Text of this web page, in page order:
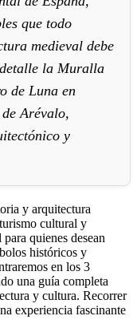
que todo
medieval debe
la Muralla
de Luna en
Arévalo,
y
y arquitectura
cultural y
quienes desean
históricos y
en los 3
una guía completa
y cultura. Recorrer
experiencia fascinante